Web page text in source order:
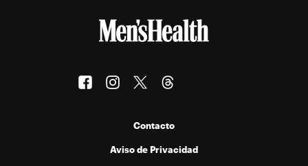
Contacto
Aviso de Privacidad